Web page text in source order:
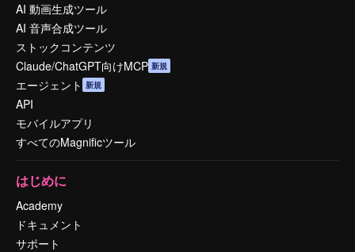
AI 動画生成ツール
AI 音声合成ツール
ストックコンテンツ
Claude/ChatGPT向けMCP 新規
エージェント 新規
API
モバイルアプリ
すべてのMagnificツール
はじめに
Academy
ドキュメント
サポート